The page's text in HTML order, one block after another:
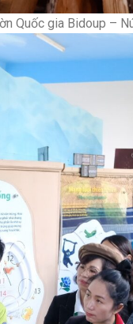
gia Bidoup –